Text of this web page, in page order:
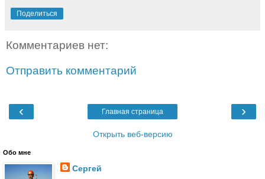
Поделиться
Комментариев нет:
Отправить комментарий
‹ ›
Главная страница
Открыть веб-версию
Обо мне
Сергей